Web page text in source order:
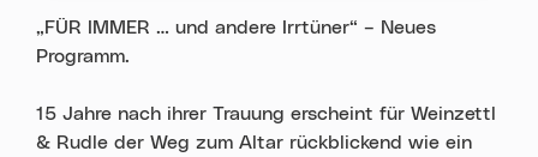
„FÜR IMMER … und andere Irrtüner“ – Neues
Programm.
15 Jahre nach ihrer Trauung erscheint für Weinzettl
& Rudle der Weg zum Altar rückblickend wie ein